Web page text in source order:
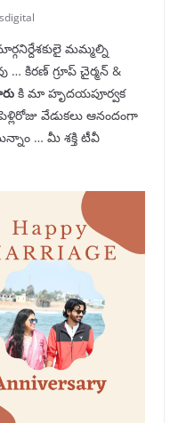
మమ్మల్ని
… కిరణ్ గ్రూప్ చైర్మన్ &
కి మా హృదయపూర్వక
వేడుకలు ఆనందంగా
… మీ శక్తి టీవీ